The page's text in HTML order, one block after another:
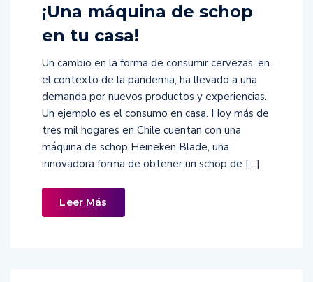
¡Una máquina de schop
en tu casa!
Un cambio en la forma de consumir cervezas, en
el contexto de la pandemia, ha llevado a una
demanda por nuevos productos y experiencias.
Un ejemplo es el consumo en casa. Hoy más de
tres mil hogares en Chile cuentan con una
máquina de schop Heineken Blade, una
innovadora forma de obtener un schop de […]
Leer Más